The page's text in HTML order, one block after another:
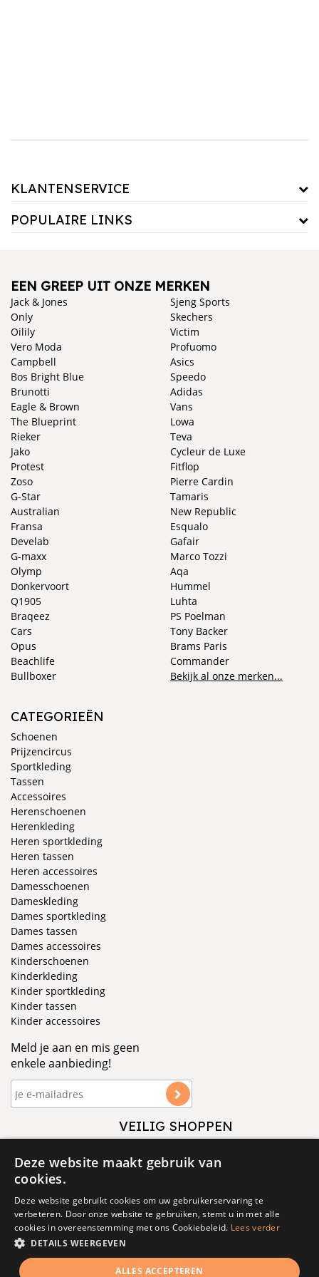
KLANTENSERVICE
POPULAIRE LINKS
EEN GREEP UIT ONZE MERKEN
Jack & Jones
Only
Oilily
Vero Moda
Campbell
Bos Bright Blue
Brunotti
Eagle & Brown
The Blueprint
Rieker
Jako
Protest
Zoso
Sjeng Sports
Skechers
Victim
Profuomo
Asics
Speedo
Adidas
Vans
Lowa
Teva
Cycleur de Luxe
Fitflop
Pierre Cardin
G-Star
Australian
Fransa
Develab
G-maxx
Olymp
Donkervoort
Q1905
Braqeez
Cars
Opus
Beachlife
Bullboxer
Tamaris
New Republic
Esqualo
Gafair
Marco Tozzi
Aqa
Hummel
Luhta
PS Poelman
Tony Backer
Brams Paris
Commander
Bekijk al onze merken...
CATEGORIEËN
Schoenen
Prijzencircus
Sportkleding
Tassen
Accessoires
Herenschoenen
Herenkleding
Heren sportkleding
Heren tassen
Heren accessoires
Damesschoenen
Dameskleding
Dames sportkleding
Dames tassen
Dames accessoires
Kinderschoenen
Kinderkleding
Kinder sportkleding
Kinder tassen
Kinder accessoires
Meld je aan en mis geen
enkele aanbieding!
VEILIG SHOPPEN
Deze website maakt gebruik van
cookies.
Deze website gebruikt cookies om uw gebruikerservaring te
verbeteren. Door onze website te gebruiken, stemt u in met alle
cookies in overeenstemming met ons Cookiebeleid. Lees verder
DETAILS WEERGEVEN
ALLES ACCEPTEREN